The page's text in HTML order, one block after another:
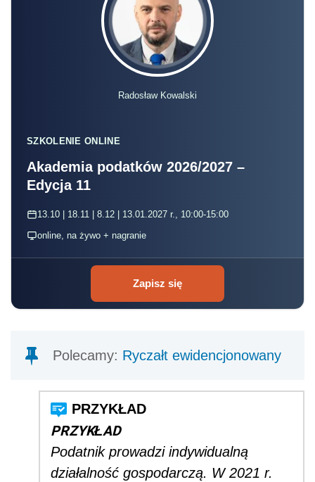
Radosław Kowalski
SZKOLENIE ONLINE
Akademia podatków 2026/2027 –
Edycja 11
13.10 | 18.11 | 8.12 | 13.01.2027 r., 10:00-15:00
online, na żywo + nagranie
Zapisz się
Polecamy: Ryczałt ewidencjonowany
PRZYKŁAD
Podatnik prowadzi indywidualną
działalność gospodarczą. W 2021 r.